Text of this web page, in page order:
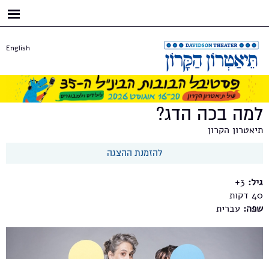
English
למה בכה הדג?
תיאטרון הקרון
להזמנת ההצגה
גיל: 3+
40
שפה: עברית